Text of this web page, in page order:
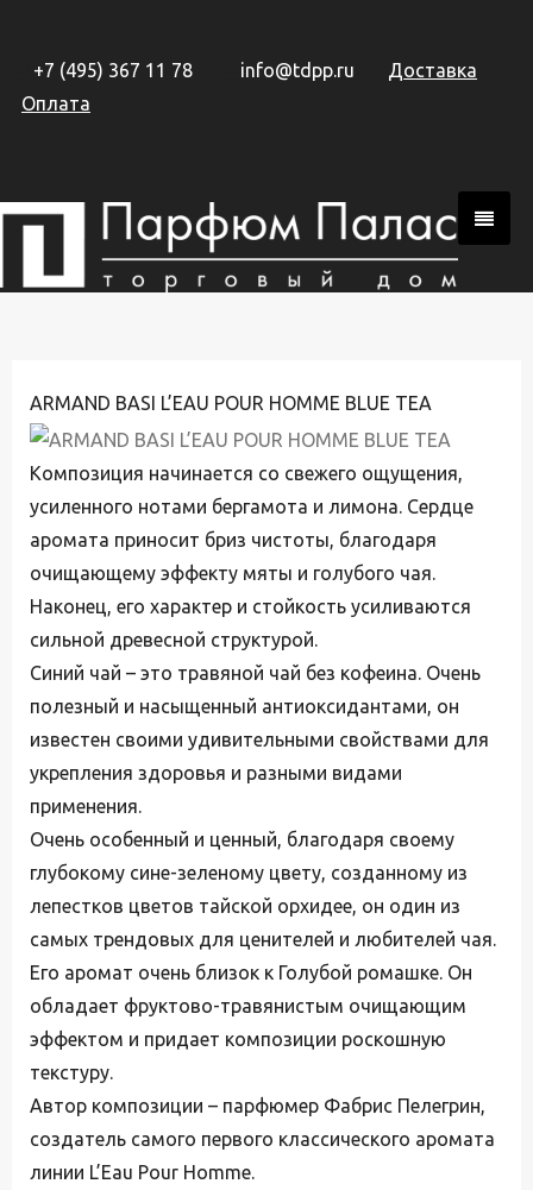
+7 (495) 367 11 78 info@tdpp.ru
Доставка
Оплата
ARMAND BASI L’EAU POUR HOMME BLUE TEA
Композиция начинается со свежего ощущения,
усиленного нотами бергамота и лимона. Сердце
аромата приносит бриз чистоты, благодаря
очищающему эффекту мяты и голубого чая.
Наконец, его характер и стойкость усиливаются
сильной древесной структурой.
Синий чай – это травяной чай без кофеина. Очень
полезный и насыщенный антиоксидантами, он
известен своими удивительными свойствами для
укрепления здоровья и разными видами
применения.
Очень особенный и ценный, благодаря своему
глубокому сине-зеленому цвету, созданному из
лепестков цветов тайской орхидее, он один из
самых трендовых для ценителей и любителей чая.
Его аромат очень близок к Голубой ромашке. Он
обладает фруктово-травянистым очищающим
эффектом и придает композиции роскошную
текстуру.
Автор композиции – парфюмер Фабрис Пелегрин,
создатель самого первого классического аромата
линии L’Eau Pour Homme.